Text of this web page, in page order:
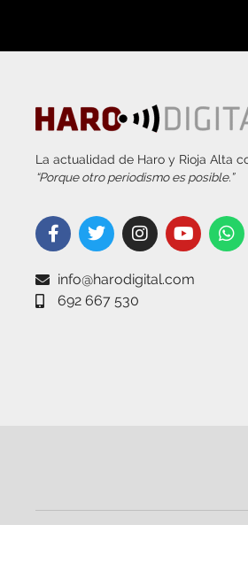
La actualidad de Haro y Rioja Alta
“Porque otro periodismo es posible.”
info@harodigital.com
692 667 530